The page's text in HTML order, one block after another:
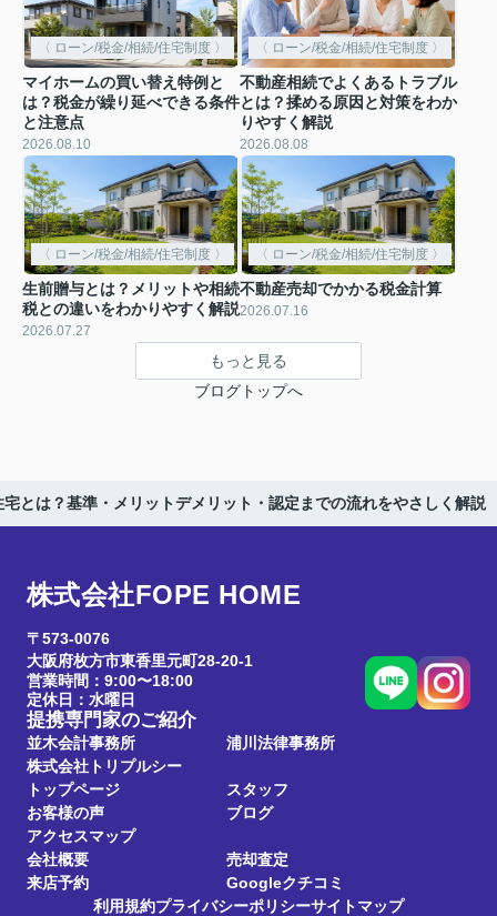
〈 ローン/税金/相続/住宅制度 〉
マイホームの買い替え特例と
は？税金が繰り延べできる条件
と注意点
2026.08.10
〈 ローン/税金/相続/住宅制度 〉
不動産相続でよくあるトラブル
とは？揉める原因と対策をわか
りやすく解説
2026.08.08
〈 ローン/税金/相続/住宅制度 〉
生前贈与とは？メリットや相続
税との違いをわかりやすく解説
2026.07.27
〈 ローン/税金/相続/住宅制度 〉
不動産売却でかかる税金計算
2026.07.16
もっと見る
ブログトップへ
宅とは？基準・メリットデメリット・認定までの流れをやさしく解説
株式会社FOPE HOME
〒573-0076
大阪府枚方市東香里元町28-20-1
営業時間：9:00〜18:00
定休日：水曜日
提携専門家のご紹介
並木会計事務所
浦川法律事務所
株式会社トリプルシー
トップページ
スタッフ
お客様の声
ブログ
アクセスマップ
会社概要
売却査定
来店予約
Googleクチコミ
利用規約プライバシーポリシーサイトマップ